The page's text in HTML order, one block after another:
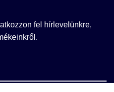
fel hírlevelünkre,